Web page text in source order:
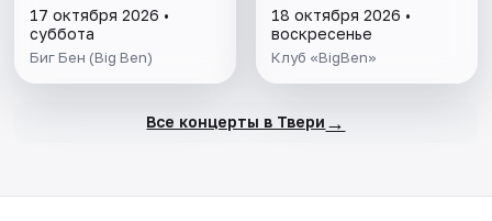
17 октября 2026 •
суббота
Биг Бен (Big Ben)
18 октября 2026 •
воскресенье
Клуб «BigBen»
Все концерты в Твери →